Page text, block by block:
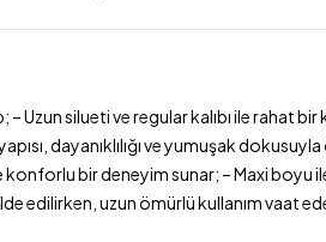
Uzun silueti ve regular kalıbı ile rahat
dayanıklılığı ve yumuşak
bir deneyim sunar; – Maxi boyu
edilirken, uzun ömürlü kullanım